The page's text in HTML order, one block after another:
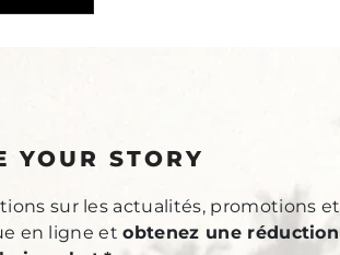
YOUR STORY
sur les actualités, promotions et
en ligne etobtenez une réduction